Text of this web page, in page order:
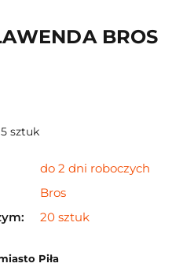
BROS
sztuk
do 2 dni roboczych
Bros
20 sztuk
Piła